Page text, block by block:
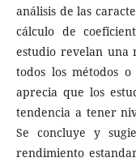
análisis de las
cálculo de
estudio revelan una
todos los métodos
aprecia que los
tendencia a tener
Se concluye y
rendimiento